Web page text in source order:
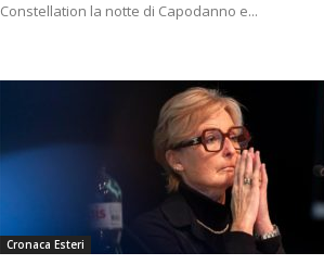
Constellation la notte di Capodanno e...
Cronaca Esteri